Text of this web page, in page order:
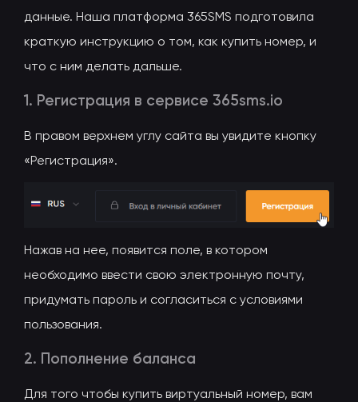
данные. Наша платформа 365SMS подготовила
краткую инструкцию о том, как купить номер, и
что с ним делать дальше.
1. Регистрация в сервисе 365sms.io
В правом верхнем углу сайта вы увидите кнопку
«Регистрация».
Нажав на нее, появится поле, в котором
необходимо ввести свою электронную почту,
придумать пароль и согласиться с условиями
пользования.
2. Пополнение баланса
Для того чтобы купить виртуальный номер, вам